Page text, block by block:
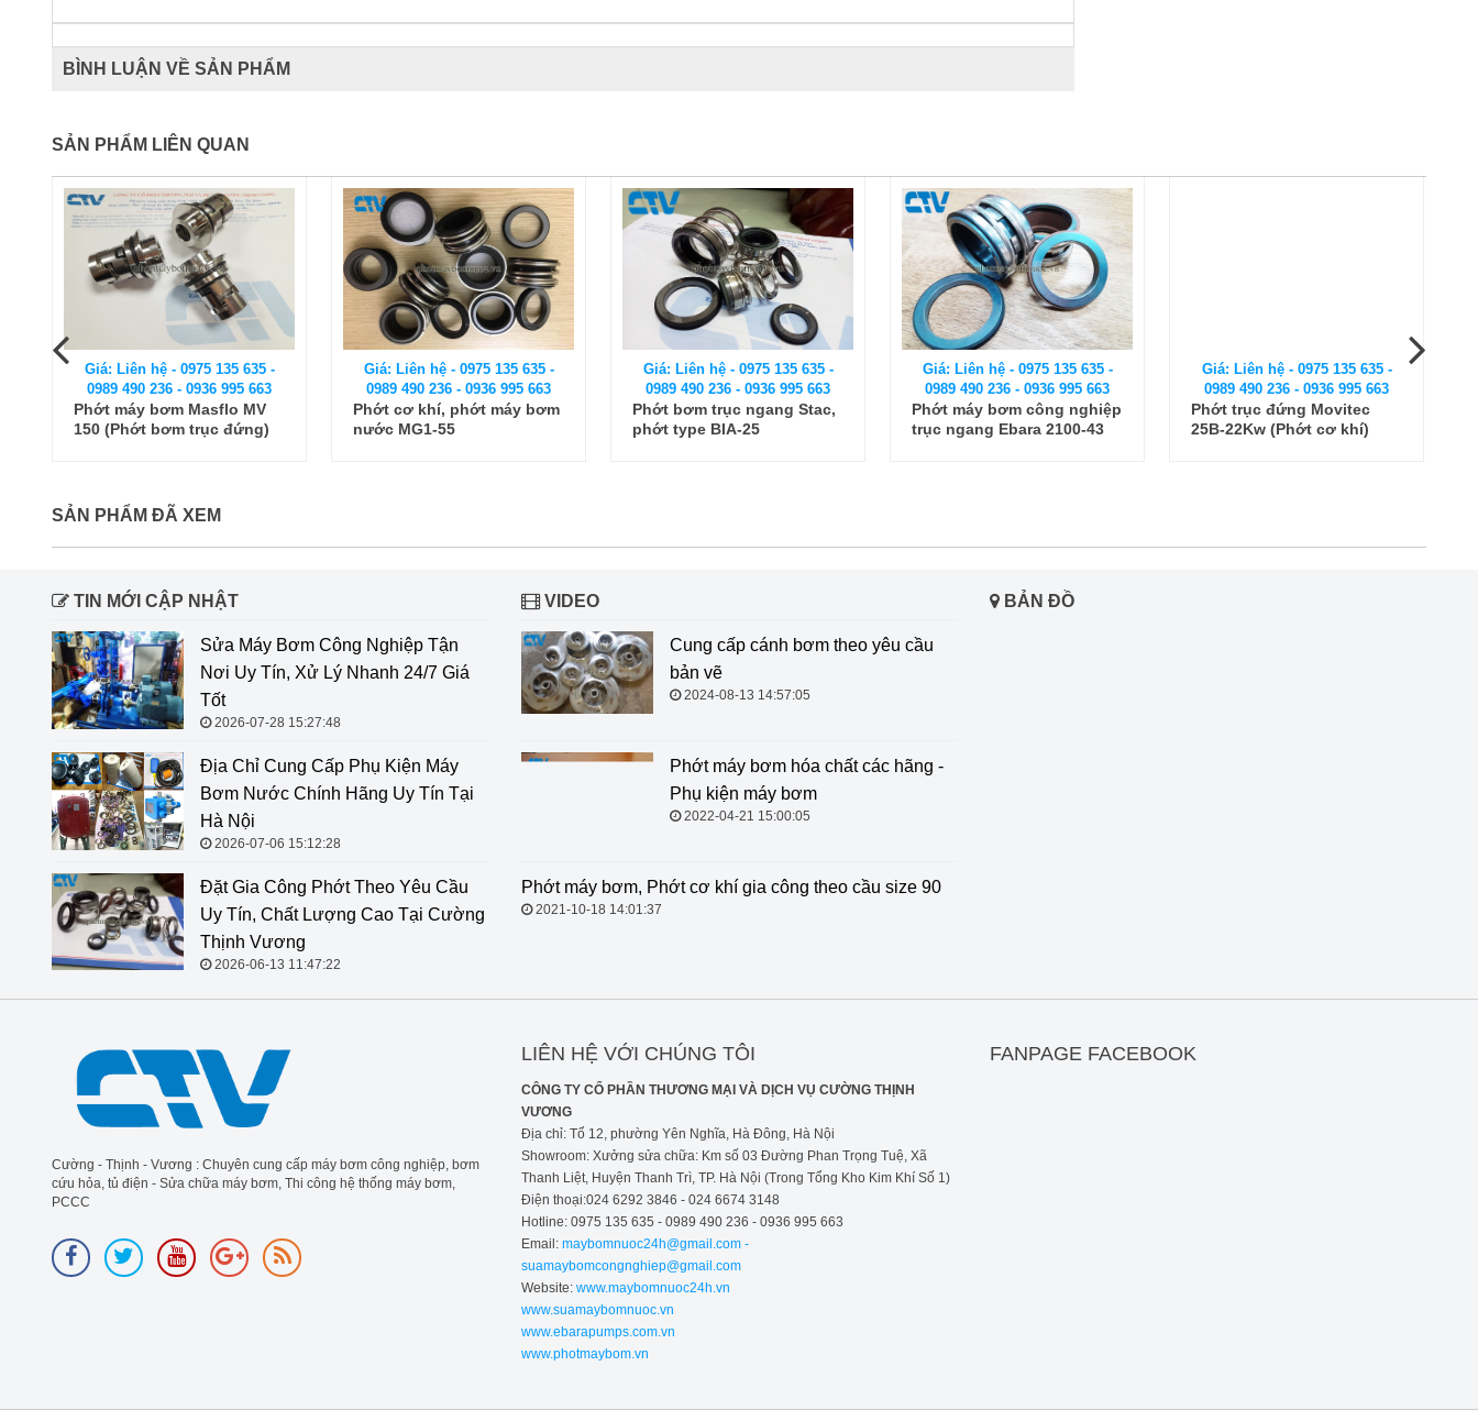
BÌNH LUẬN VỀ SẢN PHẨM
SẢN PHẨM LIÊN QUAN
Giá: Liên hệ - 0975 135 635 -
0989 490 236 - 0936 995 663
Phớt máy bơm Masflo MV
150 (Phớt bơm trục đứng)
Giá: Liên hệ - 0975 135 635 -
0989 490 236 - 0936 995 663
Phớt cơ khí, phớt máy bơm
nước MG1-55
Giá: Liên hệ - 0975 135 635 -
0989 490 236 - 0936 995 663
Phớt bơm trục ngang Stac,
phớt type BIA-25
Giá: Liên hệ - 0975 135 635 -
0989 490 236 - 0936 995 663
Phớt máy bơm công nghiệp
trục ngang Ebara 2100-43
Giá: Liên hệ - 0975 135 635 -
0989 490 236 - 0936 995 663
Phớt trục đứng Movitec
25B-22Kw (Phớt cơ khí)
SẢN PHẨM ĐÃ XEM
TIN MỚI CẬP NHẬT
Sửa Máy Bơm Công Nghiệp Tận
Nơi Uy Tín, Xử Lý Nhanh 24/7 Giá
Tốt
2026-07-28 15:27:48
Địa Chỉ Cung Cấp Phụ Kiện Máy
Bơm Nước Chính Hãng Uy Tín Tại
Hà Nội
2026-07-06 15:12:28
Đặt Gia Công Phớt Theo Yêu Cầu
Uy Tín, Chất Lượng Cao Tại Cường
Thịnh Vương
2026-06-13 11:47:22
VIDEO
Cung cấp cánh bơm theo yêu cầu
bản vẽ
2024-08-13 14:57:05
Phớt máy bơm hóa chất các hãng -
Phụ kiện máy bơm
2022-04-21 15:00:05
Phớt máy bơm, Phớt cơ khí gia
BẢN ĐỒ
Cường - Thịnh - Vương : Chuyên cung cấp máy bơm công nghiệp, bơm
cứu hỏa, tủ điện - Sửa chữa máy bơm, Thi công hệ thống máy bơm,
PCCC
LIÊN HỆ VỚI CHÚNG TÔI
CÔNG TY CỔ PHẦN THƯƠNG MẠI VÀ DỊCH VỤ CƯỜNG THỊNH
VƯƠNG
Địa chỉ: Tổ 12, phường Yên Nghĩa, Hà Đông, Hà Nội
Showroom: Xưởng sửa chữa: Km số 03 Đường Phan Trọng Tuệ, Xã
Thanh Liệt, Huyện Thanh Trì, TP. Hà Nội (Trong Tổng Kho Kim Khí Số 1)
Điện thoại:024 6292 3846 - 024 6674 3148
Hotline: 0975 135 635 - 0989 490 236 - 0936 995 663
Email: maybomnuoc24h@gmail.com -
suamaybomcongnghiep@gmail.com
Website:www.maybomnuoc24h.vn
www.suamaybomnuoc.vn
www.ebarapumps.com.vn
www.photmaybom.vn
FANPAGE FACEBOOK